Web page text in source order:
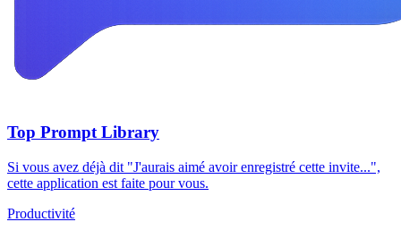
Top Prompt Library
Si vous avez déjà dit "J'aurais aimé avoir enregistré cette invite...",
cette application est faite pour vous.
Productivité